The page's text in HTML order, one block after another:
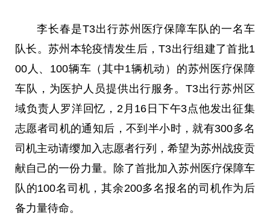
李长春是T3出行苏州医疗保障车队的一名车
队长。苏州本轮疫情发生后，T3出行组建了首批1
00人、100辆车（其中1辆机动）的苏州医疗保障
车队，为医护人员提供出行服务。T3出行苏州区
域负责人罗洋回忆，2月16日下午3点他发出征集
志愿者司机的通知后，不到半小时，就有300多名
司机主动请缨加入志愿者行列，希望为苏州战疫贡
献自己的一份力量。除了首批加入苏州医疗保障车
队的100名司机，其余200多名报名的司机作为后
备力量待命。